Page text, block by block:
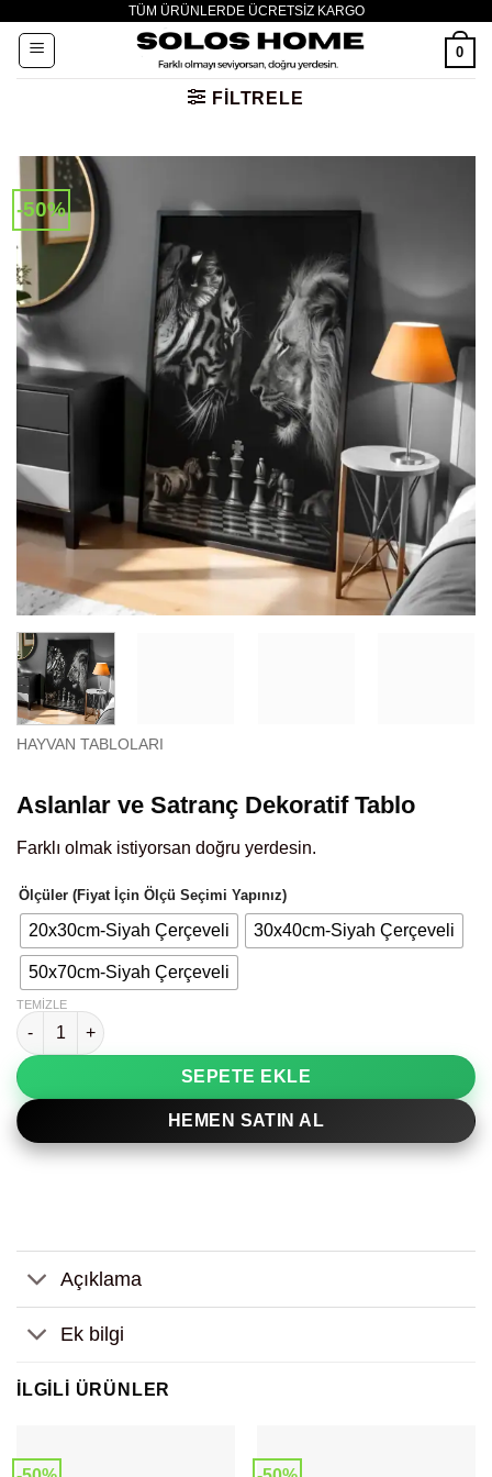
atla
TÜM ÜRÜNLERDE ÜCRETSİZ KARGO
0
FILTRELE
-50%
HAYVAN TABLOLARI
Aslanlar ve Satranç Dekoratif Tablo
Farklı olmak istiyorsan doğru yerdesin.
Ölçüler (Fiyat İçin Ölçü Seçimi Yapınız)
20x30cm-Siyah Çerçeveli 30x40cm-Siyah Çerçeveli
50x70cm-Siyah Çerçeveli
TEMIZLE
Aslanlar ve Satranç Dekoratif Tablo adet
SEPETE EKLE
HEMEN SATIN AL
Açıklama
Ek bilgi
İLGILI ÜRÜNLER